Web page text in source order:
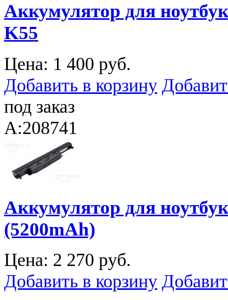
Аккумулятор для
K55
Цена: 1 400 руб.
Добавить в корзину
под заказ
A:208741
Аккумулятор для
(5200mAh)
Цена: 2 270 руб.
Добавить в корзину